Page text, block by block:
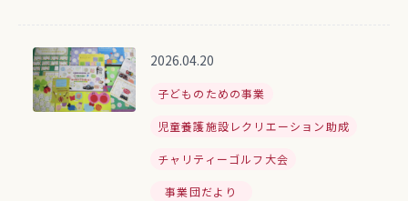
2026.04.20
子どものための事業
児童養護施設レクリエーション助成
チャリティーゴルフ大会
事業団だより